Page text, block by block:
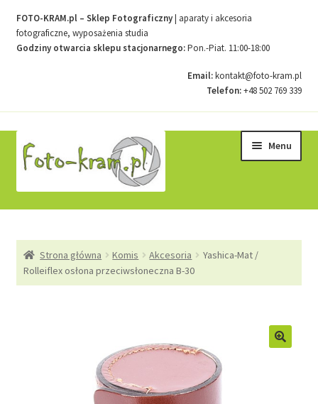
FOTO-KRAM.pl – Sklep Fotograficzny| aparaty i akcesoria
fotograficzne, wyposażenia studia
Godziny otwarcia sklepu stacjonarnego:Pon.-Piat. 11:00-18:00
Email:kontakt@foto-kram.pl
Telefon:+48 502 769 339
do
nawigacji
do
treści
Menu
Kontakt
Strona główna Komis Akcesoria
Yashica-Mat /
Rolleiflex osłona przeciwsłoneczna B-30